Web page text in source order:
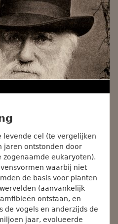
levende cel (te vergelijken
jaren ontstonden door
eukaryoten).
waarbij niet
de basis voor planten
(aanvankelijk
ontstaan, en
de vogels en anderzijds de
jaar, evolueerde